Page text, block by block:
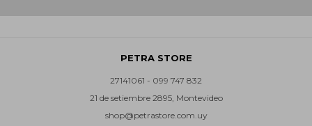
PETRA STORE
27141061 - 099 747 832
21 de setiembre 2895, Montevideo
shop@petrastore.com.uy